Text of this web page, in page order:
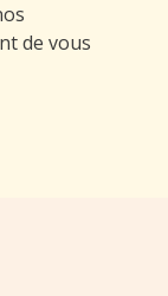
de vous